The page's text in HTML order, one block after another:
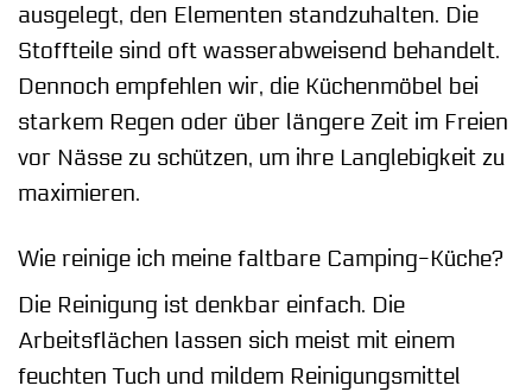
ausgelegt, den Elementen standzuhalten. Die
Stoffteile sind oft wasserabweisend behandelt.
Dennoch empfehlen wir, die Küchenmöbel bei
starkem Regen oder über längere Zeit im Freien
vor Nässe zu schützen, um ihre Langlebigkeit zu
maximieren.
Wie reinige ich meine faltbare Camping-Küche?
Die Reinigung ist denkbar einfach. Die
Arbeitsflächen lassen sich meist mit einem
feuchten Tuch und mildem Reinigungsmittel